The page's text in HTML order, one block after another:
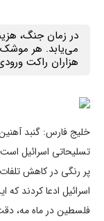
در زمان جنگ،
هزاران راکت
خلیج فارس: گنبد
تسلیحاتی اسرائیل
پر رنگی در کاهش
اسرائیل ادعا کردند